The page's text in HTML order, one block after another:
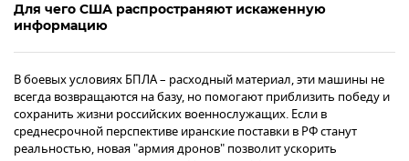
Для чего США распространяют искаженную
информацию
В боевых условиях БПЛА – расходный материал, эти машины не
всегда возвращаются на базу, но помогают приблизить победу и
сохранить жизни российских военнослужащих. Если в
среднесрочной перспективе иранские поставки в РФ станут
реальностью, новая "армия дронов" позволит ускорить